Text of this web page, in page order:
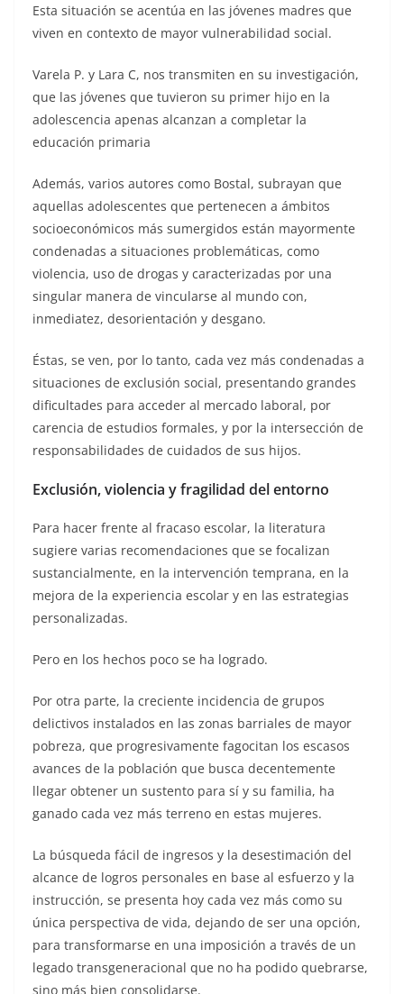
Esta situación se acentúa en las jóvenes madres que
viven en contexto de mayor vulnerabilidad social.
Varela P. y Lara C, nos transmiten en su investigación,
que las jóvenes que tuvieron su primer hijo en la
adolescencia apenas alcanzan a completar la
educación primaria
Además, varios autores como Bostal, subrayan que
aquellas adolescentes que pertenecen a ámbitos
socioeconómicos más sumergidos están mayormente
condenadas a situaciones problemáticas, como
violencia, uso de drogas y caracterizadas por una
singular manera de vincularse al mundo con,
inmediatez, desorientación y desgano.
Éstas, se ven, por lo tanto, cada vez más condenadas a
situaciones de exclusión social, presentando grandes
dificultades para acceder al mercado laboral, por
carencia de estudios formales, y por la intersección de
responsabilidades de cuidados de sus hijos.
Exclusión, violencia y fragilidad del entorno
Para hacer frente al fracaso escolar, la literatura
sugiere varias recomendaciones que se focalizan
sustancialmente, en la intervención temprana, en la
mejora de la experiencia escolar y en las estrategias
personalizadas.
Pero en los hechos poco se ha logrado.
Por otra parte, la creciente incidencia de grupos
delictivos instalados en las zonas barriales de mayor
pobreza, que progresivamente fagocitan los escasos
avances de la población que busca decentemente
llegar obtener un sustento para sí y su familia, ha
ganado cada vez más terreno en estas mujeres.
La búsqueda fácil de ingresos y la desestimación del
alcance de logros personales en base al esfuerzo y la
instrucción, se presenta hoy cada vez más como su
única perspectiva de vida, dejando de ser una opción,
para transformarse en una imposición a través de un
legado transgeneracional que no ha podido quebrarse,
sino más bien consolidarse.